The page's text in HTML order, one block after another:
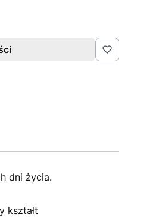
dni życia.
kształt